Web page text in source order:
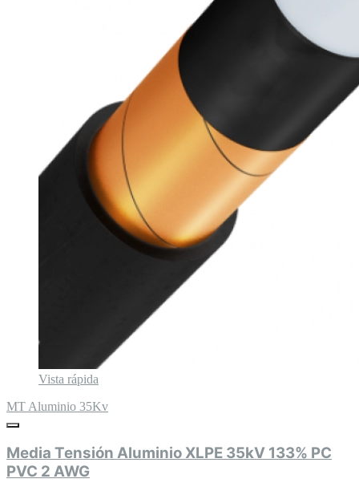
Vista rápida
MT Aluminio 35Kv
Media Tensión Aluminio XLPE 35kV 133% PC
PVC 2 AWG